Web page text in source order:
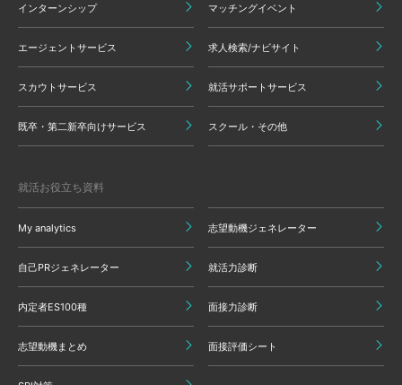
インターンシップ マッチングイベント
エージェントサービス 求人検索/ナビサイト
スカウトサービス 就活サポートサービス
既卒・第二新卒向けサービス スクール・その他
就活お役立ち資料
My analytics 志望動機ジェネレーター
自己PRジェネレーター 就活力診断
内定者ES100種 面接力診断
志望動機まとめ 面接評価シート